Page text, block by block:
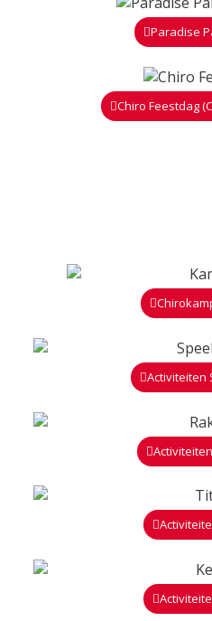
Paradise
Chiro Feestdag
Activiteiten